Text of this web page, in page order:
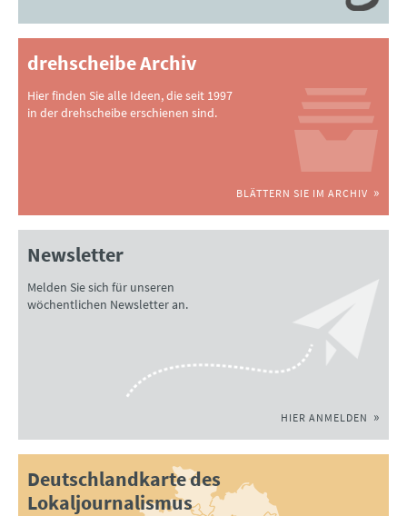
drehscheibe Archiv
Hier finden Sie alle Ideen, die seit 1997
in der drehscheibe erschienen sind.
BLÄTTERN SIE IM ARCHIV
Newsletter
Melden Sie sich für unseren
wöchentlichen Newsletter an.
HIER ANMELDEN
Deutschlandkarte des
Lokaljournalismus